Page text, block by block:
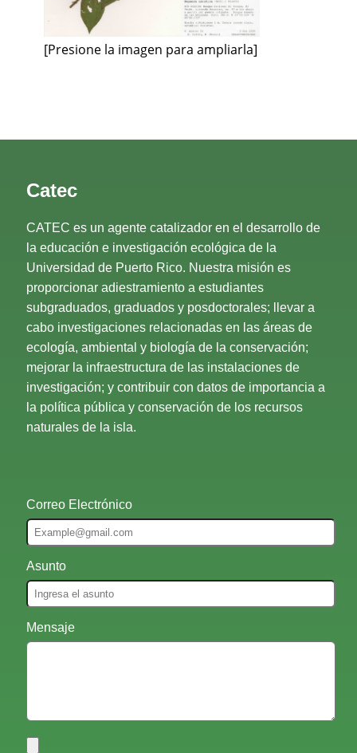
[Presione la imagen para ampliarla]
Catec
CATEC es un agente catalizador en el desarrollo de
la educación e investigación ecológica de la
Universidad de Puerto Rico. Nuestra misión es
proporcionar adiestramiento a estudiantes
subgraduados, graduados y posdoctorales; llevar a
cabo investigaciones relacionadas en las áreas de
ecología, ambiental y biología de la conservación;
mejorar la infraestructura de las instalaciones de
investigación; y contribuir con datos de importancia a
la política pública y conservación de los recursos
naturales de la isla.
Correo Electrónico
Asunto
Mensaje